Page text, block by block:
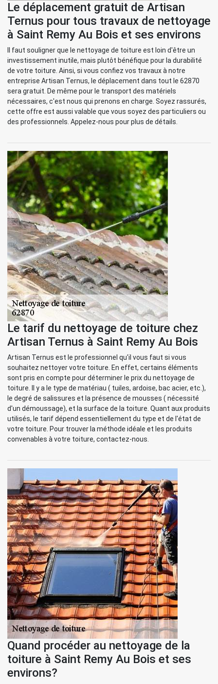
Le déplacement gratuit de Artisan
Ternus pour tous travaux de nettoyage
à Saint Remy Au Bois et ses environs
Il faut souligner que le nettoyage de toiture est loin d'être un
investissement inutile, mais plutôt bénéfique pour la durabilité
de votre toiture. Ainsi, si vous confiez vos travaux à notre
entreprise Artisan Ternus, le déplacement dans tout le 62870
sera gratuit. De même pour le transport des matériels
nécessaires, c'est nous qui prenons en charge. Soyez rassurés,
cette offre est aussi valable que vous soyez des particuliers ou
des professionnels. Appelez-nous pour plus de détails.
Le tarif du nettoyage de toiture chez
Artisan Ternus à Saint Remy Au Bois
Artisan Ternus est le professionnel qu'il vous faut si vous
souhaitez nettoyer votre toiture. En effet, certains éléments
sont pris en compte pour déterminer le prix du nettoyage de
toiture. Il y a le type de matériau ( tuiles, ardoise, bac acier, etc.),
le degré de salissures et la présence de mousses ( nécessité
d'un démoussage), et la surface de la toiture. Quant aux produits
utilisés, le tarif dépend essentiellement du type et de l'état de
votre toiture. Pour trouver la méthode idéale et les produits
convenables à votre toiture, contactez-nous.
Quand procéder au nettoyage de la
toiture à Saint Remy Au Bois et ses
environs?